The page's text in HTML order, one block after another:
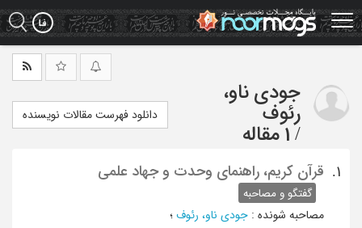
Skip
to
main
جودی ناو،
رئوف
/ 1 مقاله
دانلود فهرست مقالات نویسنده
1. قرآن کریم، راهنمای وحدت و جهاد علمی
گفتگو و مصاحبه
مصاحبه شونده : جودی ناو، رئوف ؛